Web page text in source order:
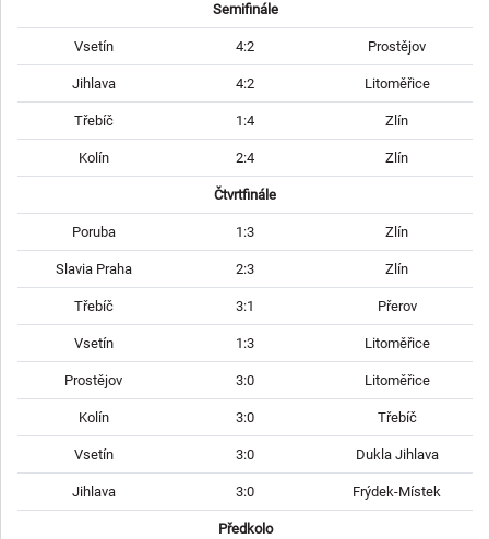
Semifinále
Vsetín 4:2 Prostějov
Jihlava 4:2 Litoměřice
Třebíč 1:4 Zlín
Kolín 2:4 Zlín
Čtvrtfinále
Poruba 1:3 Zlín
Slavia Praha 2:3 Zlín
Třebíč 3:1 Přerov
Vsetín 1:3 Litoměřice
Prostějov 3:0 Litoměřice
Kolín 3:0 Třebíč
Vsetín 3:0 Dukla Jihlava
Jihlava 3:0 Frýdek-Místek
Předkolo